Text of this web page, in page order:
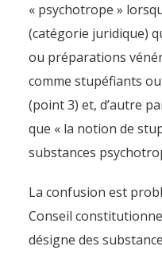
« psychotrope »
(catégorie juridique)
ou préparations
comme stupéfiants
(point 3) et, d’autre
que « la notion de
substances
La confusion est
Conseil
désigne des